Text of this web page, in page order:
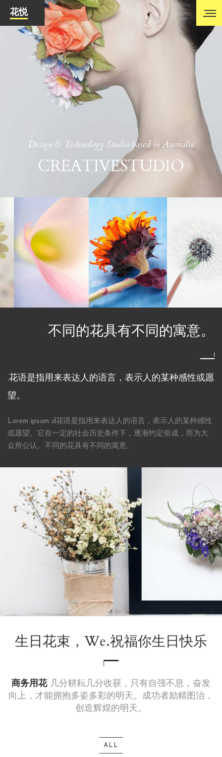
花悦
Design & Technology Studio based in Australia
CREATIVESTUDIO
不同的花具有不同的寓意。
.花语是指用来表达人的语言，表示人的某种感性或愿
望。
Lorem ipsum d花语是指用来表达人的语言，表示人的某种感性
或愿望。它在一定的社会历史条件下，逐渐约定俗成，而为大
众所公认。不同的花具有不同的寓意。
生日花束，We.祝福你生日快乐
商务用花几分耕耘几分收获，只有自强不息，奋发
向上，才能拥抱多姿多彩的明天。成功者励精图治，
创造辉煌的明天。
ALL